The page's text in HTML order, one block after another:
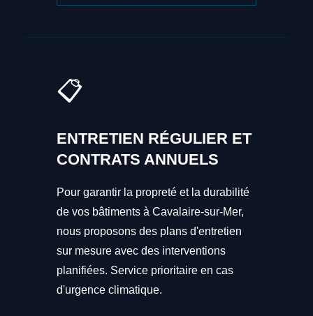
📋
ENTRETIEN RÉGULIER ET
CONTRATS ANNUELS
Pour garantir la propreté et la durabilité
de vos bâtiments à Cavalaire-sur-Mer,
nous proposons des plans d'entretien
sur mesure avec des interventions
planifiées. Service prioritaire en cas
d'urgence climatique.